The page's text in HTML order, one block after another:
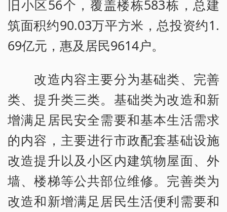
旧小区56个，覆盖楼栋583栋，总建
筑面积约90.03万平方米，总投资约1.
69亿元，惠及居民9614户。
改造内容主要分为基础类、完善
类、提升类三类。基础类为改造和新
增满足居民安全需要和基本生活需求
的内容，主要进行市政配套基础设施
改造提升以及小区内建筑物屋面、外
墙、楼梯等公共部位维修。完善类为
改造和新增满足居民生活便利需要和